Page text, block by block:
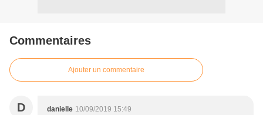
Commentaires
Ajouter un commentaire
D danielle 10/09/2019 15:49